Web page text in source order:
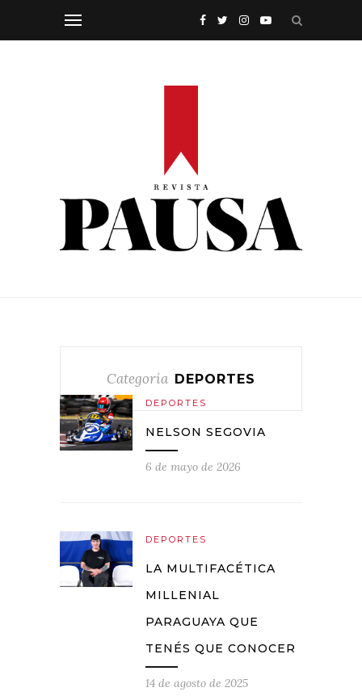
Categoría DEPORTES
DEPORTES
NELSON SEGOVIA
6 de mayo de 2026
DEPORTES
LA MULTIFACÉTICA
MILLENIAL
PARAGUAYA QUE
TENÉS QUE CONOCER
14 de agosto de 2025